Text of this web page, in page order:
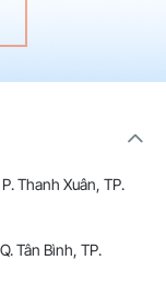
Thanh Xuân, TP.
Tân Bình, TP.